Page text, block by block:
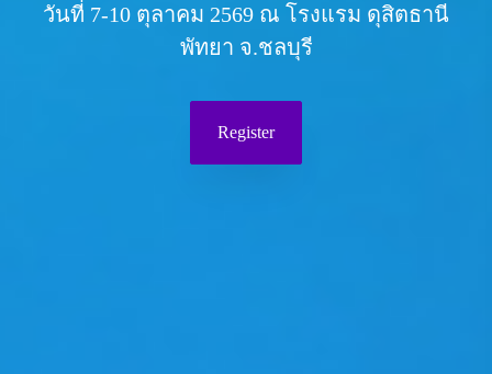
วันที่ 7-10 ตุลาคม 2569 ณ โรงแรม ดุสิตธานี
พัทยา จ.ชลบุรี
Register